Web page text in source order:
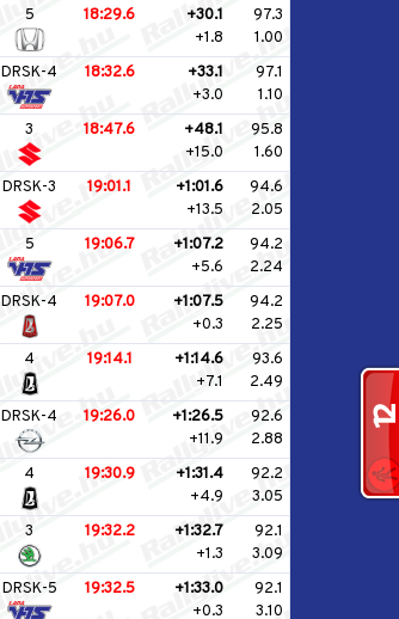
5 18:29.6
+30.1
+1.8
97.3
1.00
DRSK-4 18:32.6
+33.1
+3.0
97.1
1.10
3 18:47.6
+48.1
+15.0
95.8
1.60
DRSK-3 19:01.1
+1:01.6
+13.5
94.6
2.05
5 19:06.7
+1:07.2
+5.6
94.2
2.24
DRSK-4 19:07.0
+1:07.5
+0.3
94.2
2.25
4 19:14.1
+1:14.6
+7.1
93.6
2.49
DRSK-4 19:26.0
+1:26.5
+11.9
92.6
2.88
4 19:30.9
+1:31.4
+4.9
92.2
3.05
3 19:32.2
+1:32.7
+1.3
92.1
3.09
DRSK-5 19:32.5
+1:33.0
+0.3
92.1
3.10